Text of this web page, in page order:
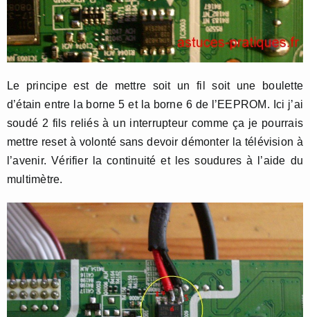
Le principe est de mettre soit un fil soit une boulette
d’étain entre la borne 5 et la borne 6 de l’EEPROM. Ici j’ai
soudé 2 fils reliés à un interrupteur comme ça je pourrais
mettre reset à volonté sans devoir démonter la télévision à
l’avenir. Vérifier la continuité et les soudures à l’aide du
multimètre.